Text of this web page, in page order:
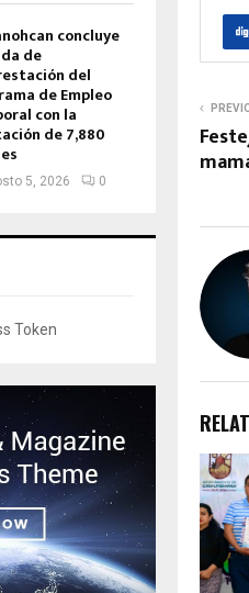
concluye
de
del
de Empleo
con la
de 7,880
5, 2026 0
Token